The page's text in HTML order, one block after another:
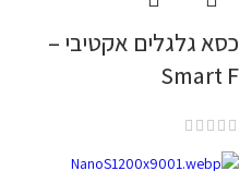
כסא גלגלים אקטיבי –
Smart F